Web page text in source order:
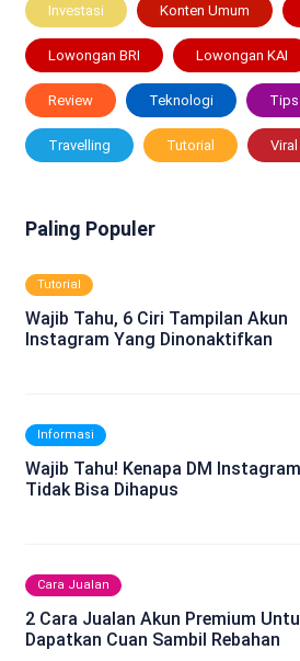
Investasi Konten Umum
Lowongan BRI Lowongan KAI
Review Teknologi
Travelling Tutorial Viral
Paling Populer
Tutorial
Wajib Tahu, 6 Ciri Tampilan Akun
Instagram Yang Dinonaktifkan
Informasi
Wajib Tahu! Kenapa DM Instagram
Tidak Bisa Dihapus
Cara Jualan
2 Cara Jualan Akun Premium
Dapatkan Cuan Sambil Rebahan